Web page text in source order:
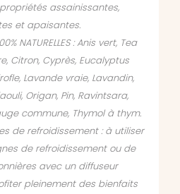
assainissantes,
et apaisantes.
NATURELLES : Anis vert, Tea
Citron, Cyprès, Eucalyptus
Lavande vraie, Lavandin,
Origan, Pin, Ravintsara,
commune, Thymol à thym.
de refroidissement : à utiliser
de refroidissement ou de
avec un diffuseur
pleinement des bienfaits